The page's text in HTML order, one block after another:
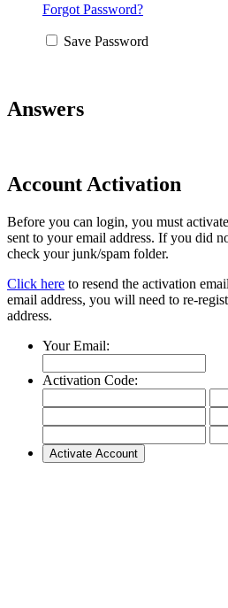
Forgot Password?
Save Password
Answers
Account Activation
Before you can login, you must
sent to your email address. If you did
check your junk/spam folder.
Click here to resend the activation
email address, you will need to re-
address.
Your Email:
Activation Code: